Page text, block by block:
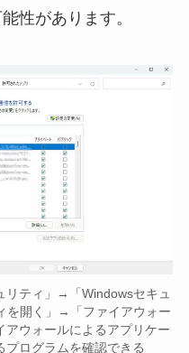
性があります。
リティ」→「Windowsセキュ
を開く」→「ファイアウォー
ウォールによるアプリケー
プログラムを確認できる